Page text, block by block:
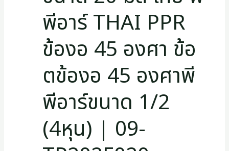
พีอาร์ THAI PPR
ข้องอ 45 องศา ข้อ
ตข้องอ 45 องศาพี
พีอาร์ขนาด 1/2
(4หุน) | 09-